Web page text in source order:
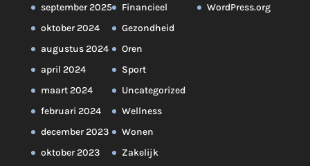
september 2025
oktober 2024
augustus 2024
april 2024
maart 2024
februari 2024
december 2023
oktober 2023
Financieel
Gezondheid
Oren
Sport
Uncategorized
Wellness
Wonen
Zakelijk
WordPress.org